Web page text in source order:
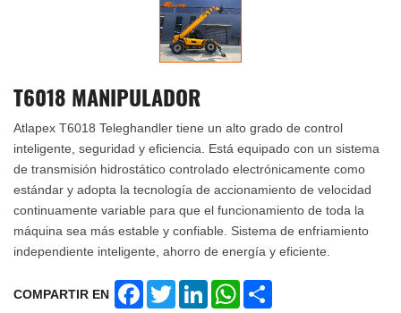
T6018 MANIPULADOR
Atlapex T6018 Teleghandler tiene un alto grado de control
inteligente, seguridad y eficiencia. Está equipado con un sistema
de transmisión hidrostático controlado electrónicamente como
estándar y adopta la tecnología de accionamiento de velocidad
continuamente variable para que el funcionamiento de toda la
máquina sea más estable y confiable. Sistema de enfriamiento
independiente inteligente, ahorro de energía y eficiente.
COMPARTIR EN FacebookTwitterLinkedInWhatsApp